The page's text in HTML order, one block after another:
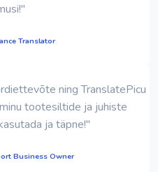
Translator
ning TranslatePicu
tootesiltide ja juhiste
ja täpne!"
Business Owner